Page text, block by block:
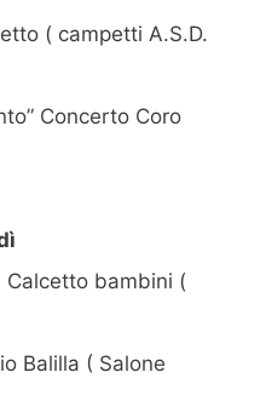
( campetti A.S.D.
Concerto Coro
Calcetto bambini (
Balilla ( Salone